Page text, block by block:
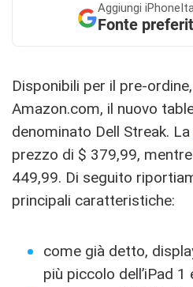
Aggiungi
Fonte
Disponibili per il pre-
Amazon.com, il nuovo
denominato Dell Streak. La
prezzo di $ 379,99,
449,99. Di seguito
principali caratteristiche:
come già detto,
più piccolo dell’iPad 1